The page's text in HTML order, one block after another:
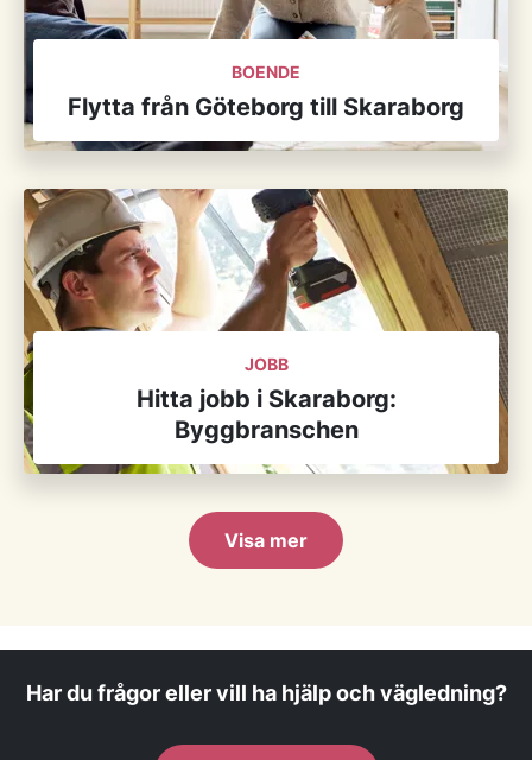
BOENDE
Flytta från Göteborg till Skaraborg
JOBB
Hitta jobb i Skaraborg:
Byggbranschen
Visa mer
Har du frågor eller vill ha hjälp och vägledning?